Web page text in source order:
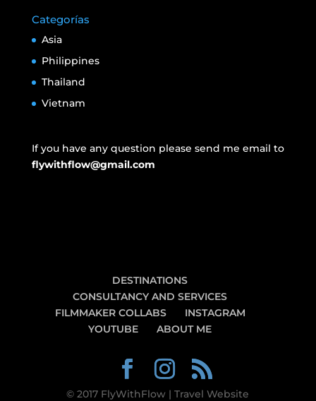
Categorías
Asia
Philippines
Thailand
Vietnam
If you have any question please send me email to
flywithflow@gmail.com
DESTINATIONS
CONSULTANCY AND SERVICES
FILMMAKER COLLABS
INSTAGRAM
YOUTUBE
ABOUT ME
© 2017 FlyWithFlow | Travel Website